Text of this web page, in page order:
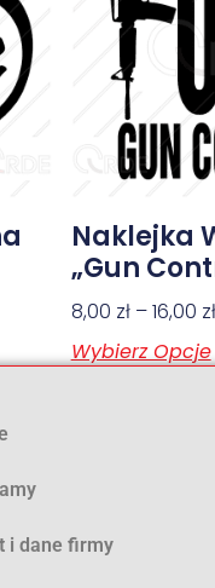
Naklejka
„Gun
8,00 zł –16,00 zł
Wybierz Opcje
i dane firmy